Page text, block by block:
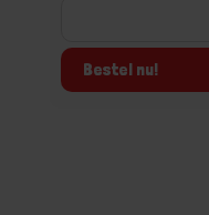
Bestel nu!